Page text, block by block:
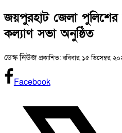
জয়পুরহাট জেলা পুলিশের
কল্যাণ সভা অনুষ্ঠিত
ডেস্ক নিউজপ্রকাশিত: রবিবার, ১৫ ডিসেম্বর,
Facebook